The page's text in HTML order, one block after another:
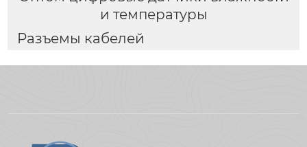
и температуры
Разъемы кабелей